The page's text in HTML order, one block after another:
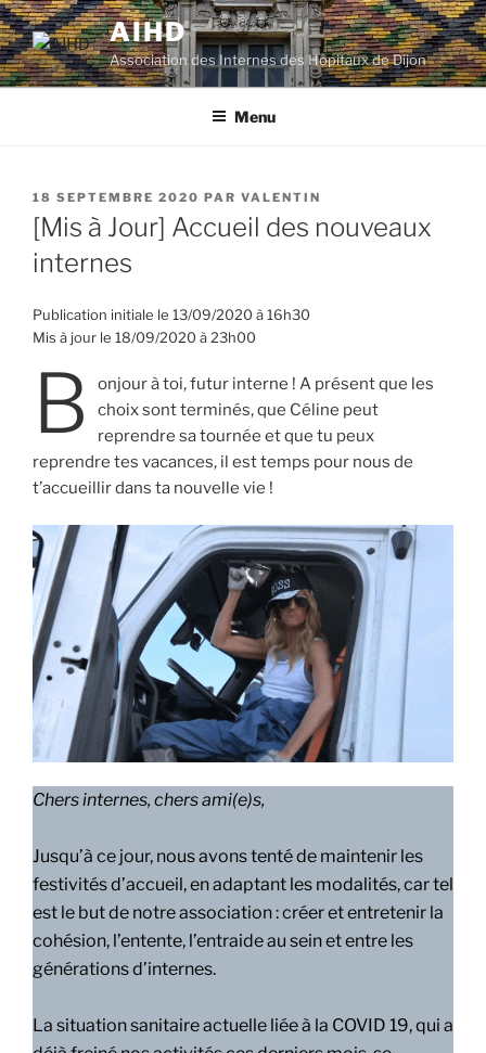
Aller
au
contenu
principal
AIHD
Association des Internes des Hôpitaux de Dijon
Menu
PUBLIÉ
LE
18 SEPTEMBRE 2020 PAR VALENTIN
[Mis à Jour] Accueil des nouveaux
internes
Publication initiale le 13/09/2020 à 16h30
Mis à jour le 18/09/2020 à 23h00
B
onjour à toi, futur interne ! A présent que les
choix sont terminés, que Céline peut
reprendre sa tournée et que tu peux
reprendre tes vacances, il est temps pour nous de
t’accueillir dans ta nouvelle vie !
Chers internes, chers ami(e)s,
Jusqu’à ce jour, nous avons tenté de maintenir les
festivités d’accueil, en adaptant les modalités, car tel
est le but de notre association : créer et entretenir la
cohésion, l’entente, l’entraide au sein et entre les
générations d’internes.
La situation sanitaire actuelle liée à la COVID 19, qui a